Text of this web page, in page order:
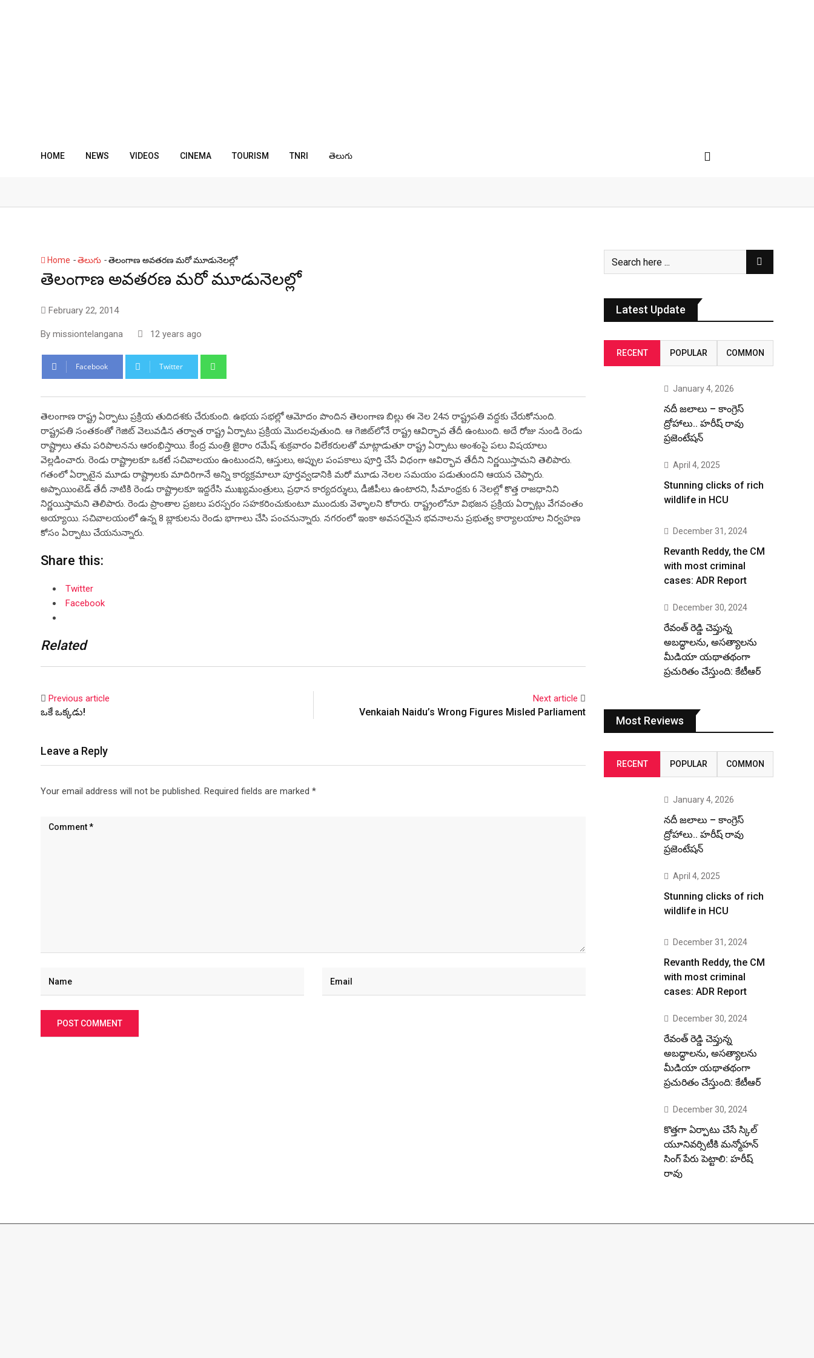
HOME NEWS VIDEOS CINEMA TOURISM TNRI తెలుగు
Home -తెలుగు -తెలంగాణ అవతరణ మరో మూడునెలల్లో
తెలంగాణ అవతరణ మరో మూడునెలల్లో
February 22, 2014
By missiontelangana 12 years ago
Facebook Twitter
తెలంగాణ రాష్ట్ర ఏర్పాటు ప్రక్రియ తుదిదశకు చేరుకుంది. ఉభయ సభల్లో ఆమోదం పొందిన తెలంగాణ బిల్లు ఈ నెల 24న రాష్ట్రపతి వద్దకు చేరుకోనుంది.
రాష్ట్రపతి సంతకంతో గెజిట్ వెలువడిన తర్వాత రాష్ట్ర ఏర్పాటు ప్రక్రియ మొదలవుతుంది. ఆ గెజిట్‌లోనే రాష్ట్ర ఆవిర్భావ తేదీ ఉంటుంది. అదే రోజు నుండి రెండు
రాష్ట్రాలు తమ పరిపాలనను ఆరంభిస్తాయి. కేంద్ర మంత్రి జైరాం రమేష్ శుక్రవారం విలేకరులతో మాట్లాడుతూ రాష్ట్ర ఏర్పాటు అంశంపై పలు విషయాలు
వెల్లడించారు. రెండు రాష్ట్రాలకూ ఒకటే సచివాలయం ఉంటుందని, ఆస్తులు, అప్పుల పంపకాలు పూర్తి చేసే విధంగా ఆవిర్భావ తేదీని నిర్ణయిస్తామని తెలిపారు.
గతంలో ఏర్పాటైన మూడు రాష్ట్రాలకు మాదిరిగానే అన్ని కార్యక్రమాలూ పూర్తవ్వడానికి మరో మూడు నెలల సమయం పడుతుందని ఆయన చెప్పారు.
అప్పాయింటెడ్ తేదీ నాటికి రెండు రాష్ట్రాలకూ ఇద్దరేసి ముఖ్యమంత్రులు, ప్రధాన కార్యదర్శులు, డీజీపీలు ఉంటారని, సీమాంధ్రకు 6 నెలల్లో కొత్త రాజధానిని
నిర్ణయిస్తామని తెలిపారు. రెండు ప్రాంతాల ప్రజలు పరస్పరం సహకరించుకుంటూ ముందుకు వెళ్ళాలని కోరారు. రాష్ట్రంలోనూ విభజన ప్రక్రియ ఏర్పాట్లు వేగవంతం
అయ్యాయి. సచివాలయంలో ఉన్న 8 బ్లాకులను రెండు భాగాలు చేసి పంచనున్నారు. నగరంలో ఇంకా అవసరమైన భవనాలను ప్రభుత్వ కార్యాలయాల నిర్వహణ
కోసం ఏర్పాటు చేయనున్నారు.
Share this:
Twitter
Facebook
Related
Previous article
ఒకే ఒక్కడు!
Next article
Venkaiah Naidu’s Wrong Figures Misled Parliament
Leave a Reply
Your email address will not be published. Required fields are marked *
Latest Update
RECENT POPULAR COMMON
January 4, 2026
నదీ జలాలు – కాంగ్రెస్
ద్రోహాలు.. హరీష్ రావు
ప్రజెంటేషన్
April 4, 2025
Stunning clicks of rich
wildlife in HCU
December 31, 2024
Revanth Reddy, the CM
with most criminal
cases: ADR Report
December 30, 2024
రేవంత్ రెడ్డి చెప్తున్న
అబద్ధాలను, అసత్యాలను
మీడియా యథాతథంగా
ప్రచురితం చేస్తుంది: కేటీఆర్
Most Reviews
RECENT POPULAR COMMON
January 4, 2026
నదీ జలాలు – కాంగ్రెస్
ద్రోహాలు.. హరీష్ రావు
ప్రజెంటేషన్
April 4, 2025
Stunning clicks of rich
wildlife in HCU
December 31, 2024
Revanth Reddy, the CM
with most criminal
cases: ADR Report
December 30, 2024
రేవంత్ రెడ్డి చెప్తున్న
అబద్ధాలను, అసత్యాలను
మీడియా యథాతథంగా
ప్రచురితం చేస్తుంది: కేటీఆర్
December 30, 2024
కొత్తగా ఏర్పాటు చేసే స్కిల్
యూనివర్సిటీకి మన్మోహన్
సింగ్ పేరు పెట్టాలి: హరీష్
రావు